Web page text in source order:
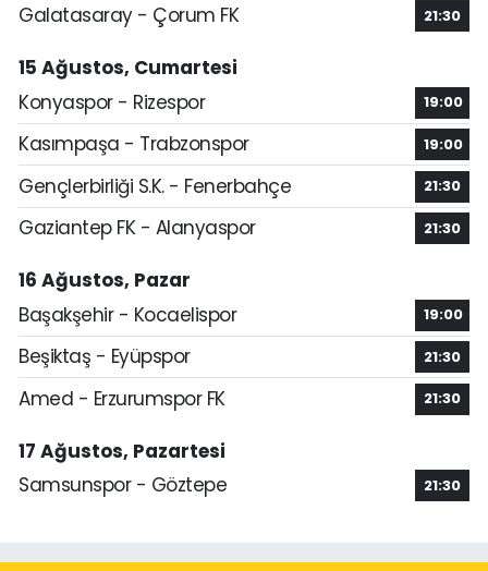
Galatasaray - Çorum FK
21:30
15 Ağustos, Cumartesi
Konyaspor - Rizespor
19:00
Kasımpaşa - Trabzonspor 19:00
Gençlerbirliği S.K. - Fenerbahçe 21:30
Gaziantep FK - Alanyaspor 21:30
16 Ağustos, Pazar
Başakşehir - Kocaelispor
19:00
Beşiktaş - Eyüpspor 21:30
Amed - Erzurumspor FK 21:30
17 Ağustos, Pazartesi
Samsunspor - Göztepe
21:30